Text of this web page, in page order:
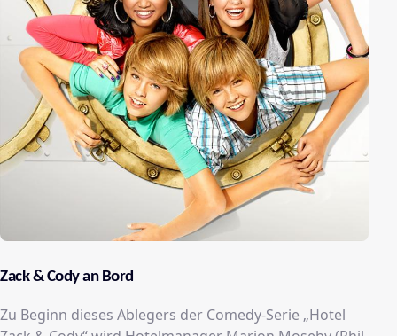
Zack & Cody an Bord
Zu Beginn dieses Ablegers der Comedy-Serie „Hotel